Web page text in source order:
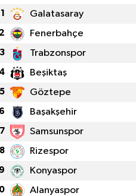
1 Galatasaray
2 Fenerbahçe
3 Trabzonspor
4 Beşiktaş
5 Göztepe
6 Başakşehir
7 Samsunspor
8 Rizespor
9 Konyaspor
Alanyaspor